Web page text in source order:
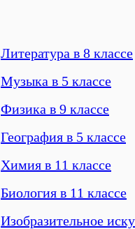
Литература в 8 классе
Музыка в 5 классе
Физика в 9 классе
География в 5 классе
Химия в 11 классе
Биология в 11 классе
Изобразительное